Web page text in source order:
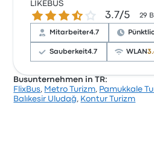
Unternehmen auf Busbud mit
Reisende waren besonders
Personal, beschwerten sich
Leistungsverhältnis.
diese Reise beginnen bei 32 €
LIKEBUS
3.7 von 5 Sternen3.7/5 29
Mitarbeiter4.7
Sauberkeit4.7 WLAN
Basierend auf 29
Busunternehmen in TR:
FlixBus, Metro Turizm, Pamukkale
Balıkesir Uludağ, Kontur Turizm